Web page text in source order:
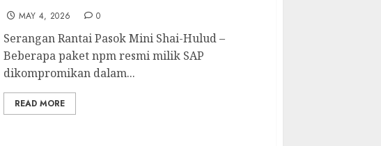
MAY 4, 2026 0
Serangan Rantai Pasok Mini Shai-Hulud –
Beberapa paket npm resmi milik SAP
dikompromikan dalam...
READ MORE